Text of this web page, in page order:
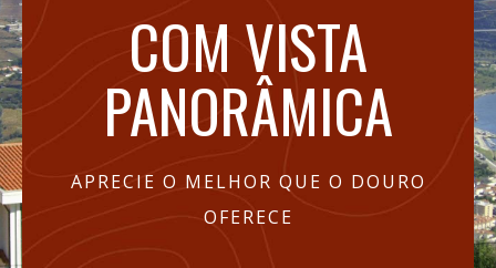
COM VISTA
PANORÂMICA
APRECIE O MELHOR QUE O DOURO
OFERECE